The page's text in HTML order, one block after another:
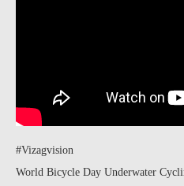
#Vizagvision
World Bicycle Day Underwater